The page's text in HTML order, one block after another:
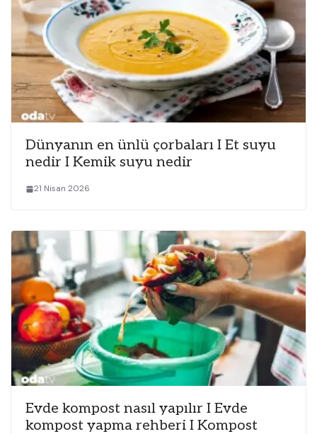
Dünyanın en ünlü çorbaları I Et suyu
nedir I Kemik suyu nedir
21 Nisan 2026
Evde kompost nasıl yapılır I Evde
kompost yapma rehberi I Kompost